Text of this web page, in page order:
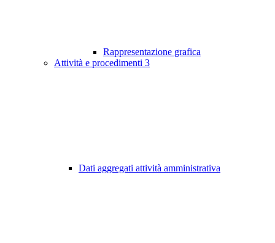
Rappresentazione grafica
Attività e procedimenti 3
Dati aggregati attività amministrativa